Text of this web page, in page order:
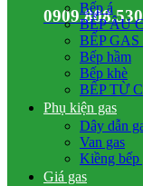
0909.808.530
Bếp á
BẾP ÂU
BẾP
Bếp hầm
Bếp khè
BẾP TỪ
Phụ kiện gas
Dây dẫn
Van gas
Kiềng bếp
Giá gas